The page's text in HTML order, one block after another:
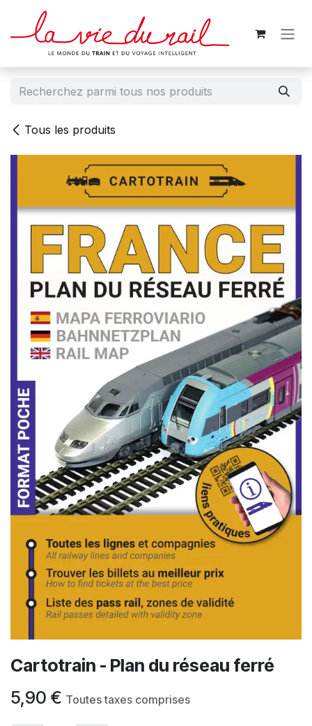
Se rendre au contenu
Tous les produits
Cartotrain - Plan du réseau ferré
5,90 € Toutes taxes comprises